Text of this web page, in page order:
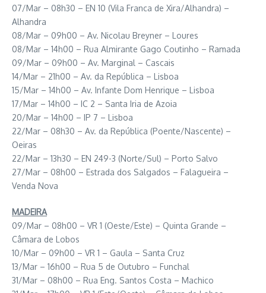
07/Mar – 08h30 – EN 10 (Vila Franca de Xira/Alhandra) –
Alhandra
08/Mar – 09h00 – Av. Nicolau Breyner – Loures
08/Mar – 14h00 – Rua Almirante Gago Coutinho – Ramada
09/Mar – 09h00 – Av. Marginal – Cascais
14/Mar – 21h00 – Av. da República – Lisboa
15/Mar – 14h00 – Av. Infante Dom Henrique – Lisboa
17/Mar – 14h00 – IC 2 – Santa Iria de Azoia
20/Mar – 14h00 – IP 7 – Lisboa
22/Mar – 08h30 – Av. da República (Poente/Nascente) –
Oeiras
22/Mar – 13h30 – EN 249-3 (Norte/Sul) – Porto Salvo
27/Mar – 08h00 – Estrada dos Salgados – Falagueira –
Venda Nova
MADEIRA
09/Mar – 08h00 – VR 1 (Oeste/Este) – Quinta Grande –
Câmara de Lobos
10/Mar – 09h00 – VR 1 – Gaula – Santa Cruz
13/Mar – 16h00 – Rua 5 de Outubro – Funchal
31/Mar – 08h00 – Rua Eng. Santos Costa – Machico